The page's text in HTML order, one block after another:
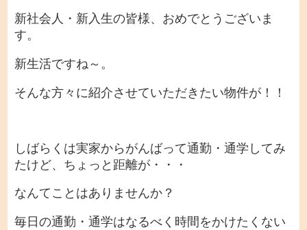
新社会人・新入生の皆様、おめでとうございま
す。
新生活ですね～。
そんな方々に紹介させていただきたい物件が！！
しばらくは実家からがんばって通勤・通学してみ
たけど、ちょっと距離が・・・
なんてことはありませんか？
毎日の通勤・通学はなるべく時間をかけたくない